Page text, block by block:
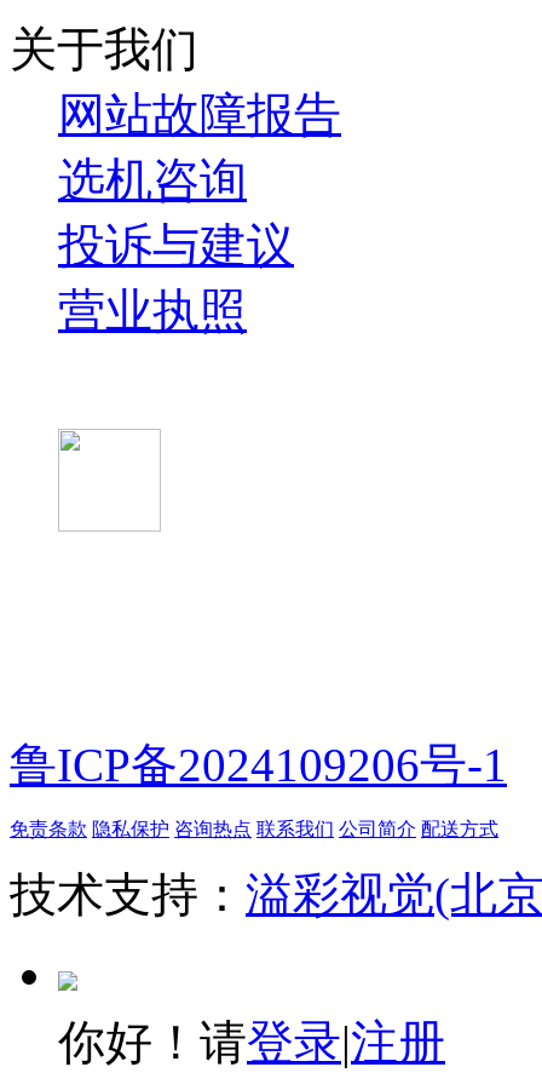
关于我们
网站故障报告
选机咨询
投诉与建议
营业执照
鲁ICP备2024109206号-1
免责条款 隐私保护 咨询热点 联系我们 公司简介 配送方式
技术支持： 溢彩视觉(北
你好！请登录|注册